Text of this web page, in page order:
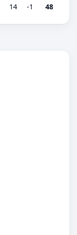
14 -1 48